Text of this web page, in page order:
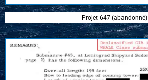
Projet 647 (abandonné)